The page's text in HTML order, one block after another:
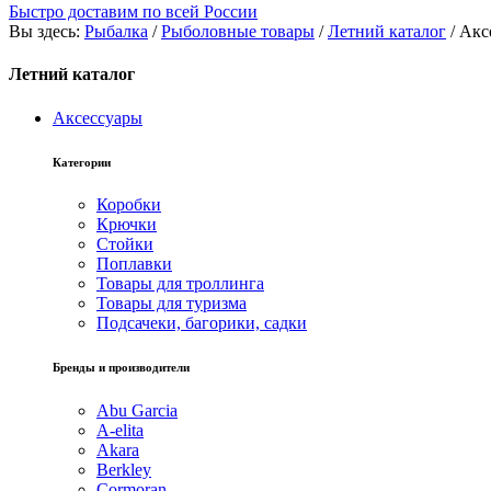
Быстро доставим по всей России
Вы здесь: Рыбалка /Рыболовные товары /Летний каталог /
Летний каталог
Аксессуары
Категории
Коробки
Крючки
Стойки
Поплавки
Товары для троллинга
Товары для туризма
Подсачеки, багорики, садки
Бренды и производители
Abu Garcia
A-elita
Akara
Berkley